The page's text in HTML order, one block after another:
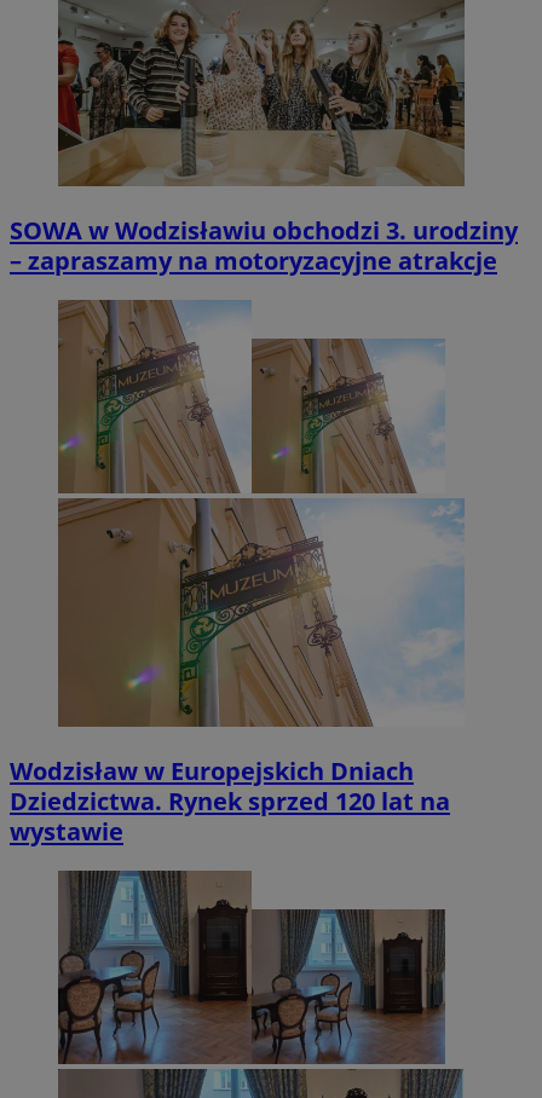
SOWA w Wodzisławiu obchodzi 3. urodziny
– zapraszamy na motoryzacyjne atrakcje
Wodzisław w Europejskich Dniach
Dziedzictwa. Rynek sprzed 120 lat na
wystawie